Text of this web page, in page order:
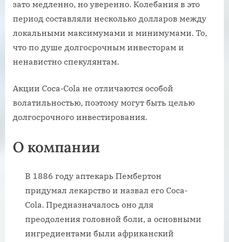
зато медленно, но уверенно. Колебания в это
период составляли несколько долларов между
локальными максимумами и минимумами. То,
что по душе долгосрочным инвесторам и
ненавистно спекулянтам.
Акции Coca-Cola не отличаются особой
волатильностью, поэтому могут быть целью
долгосрочного инвестирования.
О компании
В 1886 году аптекарь Пембертон
придумал лекарство и назвал его Coca-
Cola. Предназначалось оно для
преодоления головной боли, а основными
ингредиентами были африканский